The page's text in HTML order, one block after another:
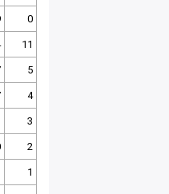
0
11
5
4
3
2
1